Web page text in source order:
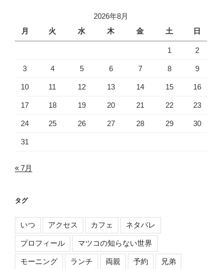
2026年8月
月
火 水 木 金 土 日
1 2
3 4 5 6 7 8 9
10 11 12 13 14 15 16
17 18 19 20 21 22 23
24 25 26 27 28 29 30
31
« 7月
タグ
いつ アクセス カフェ ネタバレ
プロフィール マツコの知らない世界
モーニング ランチ 両親 予約 兄弟